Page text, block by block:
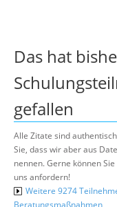
Das hat
gefallen
Alle Zitate sind
Sie, dass wir aber aus
nennen. Gerne können
uns anfordern!
Weitere 9274
Beratungsmaßnahmen